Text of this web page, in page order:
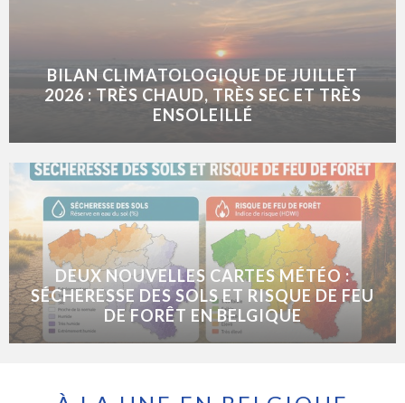
BILAN CLIMATOLOGIQUE DE JUILLET
2026 : TRÈS CHAUD, TRÈS SEC ET TRÈS
ENSOLEILLÉ
DEUX NOUVELLES CARTES MÉTÉO :
SÉCHERESSE DES SOLS ET RISQUE DE FEU
DE FORÊT EN BELGIQUE